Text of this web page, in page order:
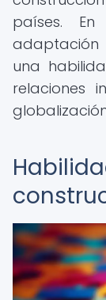
países.
adaptación
una
relaciones